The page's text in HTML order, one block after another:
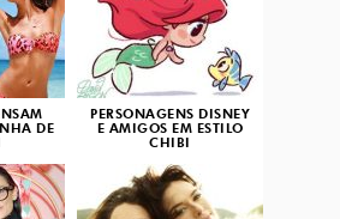
DE
PERSONAGENS DISNEY
E AMIGOS EM ESTILO
CHIBI